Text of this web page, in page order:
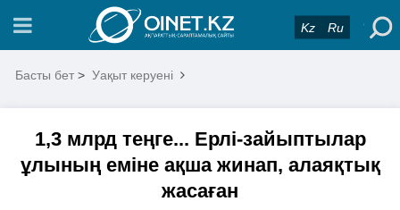
Kz Ru
Басты бет > Уақыт керуені
1,3 млрд теңге... Ерлі-зайыптылар
ұлының еміне ақша жинап, алаяқтық
жасаған